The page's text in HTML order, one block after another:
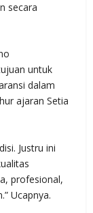
secara
untuk
dalam
ajaran Setia
Justru ini
profesional,
Ucapnya.